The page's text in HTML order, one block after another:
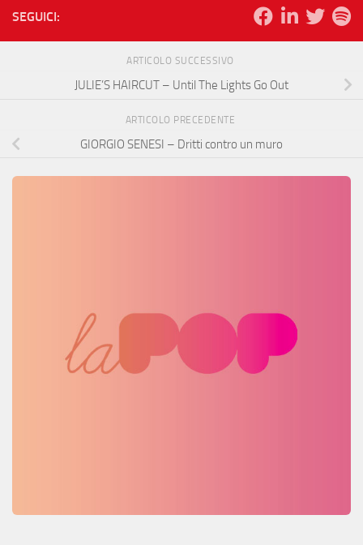
SEGUICI:
ARTICOLO SUCCESSIVO
JULIE’S HAIRCUT – Until The Lights Go Out
ARTICOLO PRECEDENTE
GIORGIO SENESI – Dritti contro un muro